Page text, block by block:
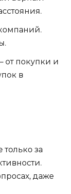
покупки и
в
за
даже